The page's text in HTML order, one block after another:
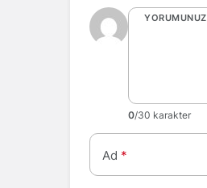
YORUMUNUZ
0/30 karakter
Ad *